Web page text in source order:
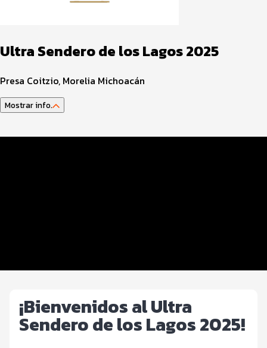
Ultra Sendero de los Lagos 2025
Presa Coitzio, Morelia Michoacán
Mostrar info.
¡Bienvenidos al Ultra
Sendero de los Lagos 2025!